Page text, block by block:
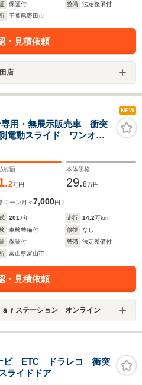
保証付 整備
法定整備付
千葉県野田市
・見積依頼
店
NEW
用・無展示販売車 衝突
電動スライド ワンオー
マートキー ロングラ
総額
2万円
本体価格
29.8万円
ローン 月々7,000円
2017年 走行 14.2万km
車検整備付 修復
なし
保証付 整備
法定整備付
富山県富山市
・見積依頼
ａｒステーション オンライン
ビ ETC ドラレコ 衝突
ライドドア